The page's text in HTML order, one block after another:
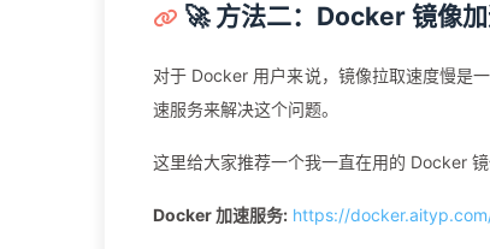
🚀 方法二：Docker 镜像
对于 Docker 用户来说，镜像拉取速度慢是
速服务来解决这个问题。
这里给大家推荐一个我一直在用的 Docker 镜
Docker 加速服务: https://